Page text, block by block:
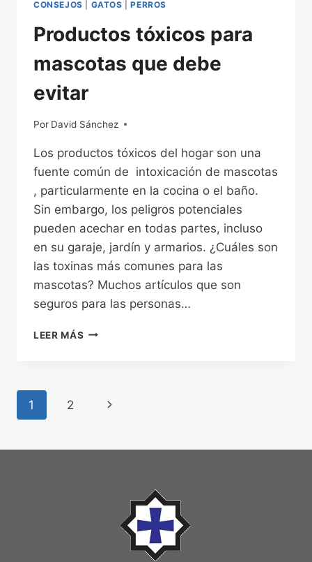
CONSEJOS GATOS |PERROS
Productos tóxicos para
mascotas que debe
evitar
Por David Sánchez
15/12/2022
Los productos tóxicos del hogar son una
fuente común de intoxicación de mascotas
, particularmente en la cocina o el baño.
Sin embargo, los peligros potenciales
pueden acechar en todas partes, incluso
en su garaje, jardín y armarios. ¿Cuáles son
las toxinas más comunes para las
mascotas? Muchos artículos que son
seguros para las personas…
LEER MÁS PRODUCTOS
DEBE
Navegación
1 2
Siguiente